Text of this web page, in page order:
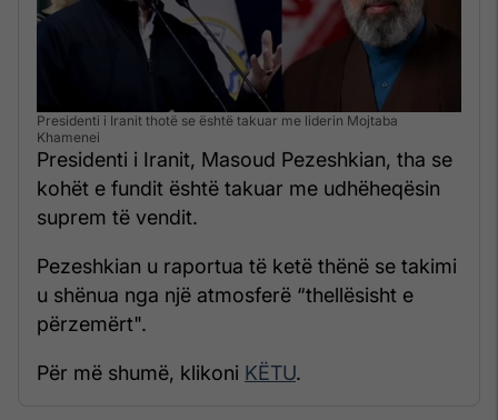
Presidenti i Iranit thotë se është takuar me liderin Mojtaba
Khamenei
Presidenti i Iranit, Masoud Pezeshkian, tha se
kohët e fundit është takuar me udhëheqësin
suprem të vendit.
Pezeshkian u raportua të ketë thënë se takimi
u shënua nga një atmosferë “thellësisht e
përzemërt".
Për më shumë, klikoni KËTU.